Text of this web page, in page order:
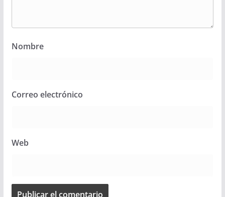
Nombre
Correo electrónico
Web